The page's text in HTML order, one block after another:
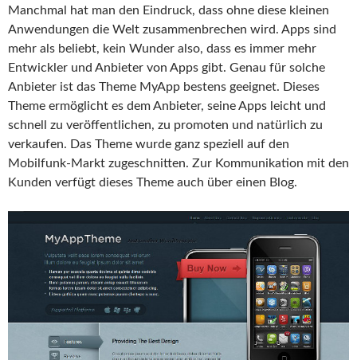
Manchmal hat man den Eindruck, dass ohne diese kleinen
Anwendungen die Welt zusammenbrechen wird. Apps sind
mehr als beliebt, kein Wunder also, dass es immer mehr
Entwickler und Anbieter von Apps gibt. Genau für solche
Anbieter ist das Theme MyApp bestens geeignet. Dieses
Theme ermöglicht es dem Anbieter, seine Apps leicht und
schnell zu veröffentlichen, zu promoten und natürlich zu
verkaufen. Das Theme wurde ganz speziell auf den
Mobilfunk-Markt zugeschnitten. Zur Kommunikation mit den
Kunden verfügt dieses Theme auch über einen Blog.